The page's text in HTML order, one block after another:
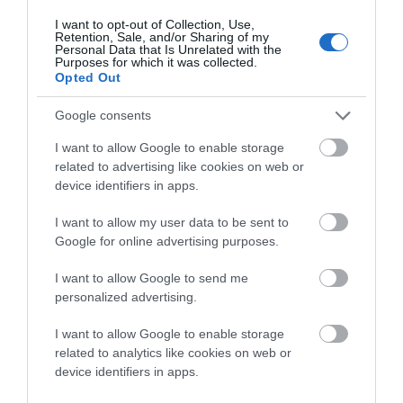
I want to opt-out of Collection, Use,
Retention, Sale, and/or Sharing of my
Personal Data that Is Unrelated with the
Purposes for which it was collected.
Opted Out
Google consents
I want to allow Google to enable storage
related to advertising like cookies on web or
device identifiers in apps.
I want to allow my user data to be sent to
Google for online advertising purposes.
I want to allow Google to send me
personalized advertising.
I want to allow Google to enable storage
related to analytics like cookies on web or
device identifiers in apps.
Πλάκας και Ζαγοράς. Εδώ υπάρχουν μια σειρά
ανθρώπων. Και εδώ ο αγροτικός δρόμος που υπάρχει
χρόνια τώρα συντηρείται από τους κατοίκους των
εξοχικών της περιοχής…
ΗΘΙΚΟ ΔΙΔΑΓΜΑ: Μην περιμένεις – αν είσαι επενδυτής